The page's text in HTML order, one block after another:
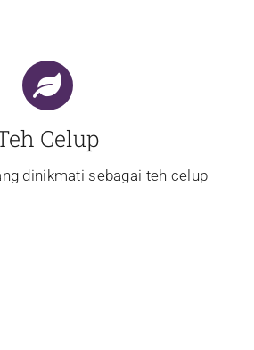
Celup
dinikmati sebagai teh celup